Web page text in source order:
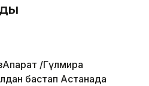
/Гүлмира
бастап Астанада